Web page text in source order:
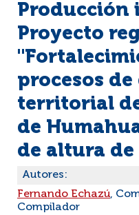
Producción
Proyecto
procesos
territorial
de
de altura
Autores:
Fernando Echazú,
Compilador